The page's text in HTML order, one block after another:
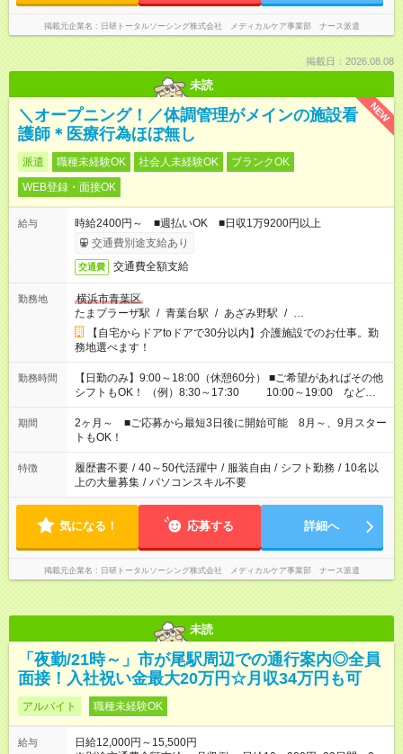
掲載元企業名 日研トータルソーシング株式会社 メディカルケア事業部 ナース派遣
掲載日：2026.08.08
未読
NEW
＼オープニング！／体調管理がメインの施設看
護師＊医療行為ほぼ無し
派遣 職種未経験OK 社会人未経験OK
ブランクOK
WEB登録・面接OK
給与
時給2400円～ ■週払いOK ■日収1万9200円以上
交通費別途支給あり
交通費 交通費全額支給
勤務地
横浜市青葉区
たまプラーザ駅 / 青葉台駅 / あざみ野駅 / …
【自宅からドアtoドアで30分以内】介護施設でのお仕事。勤
務地選べます！
勤務時間
【日勤のみ】9:00～18:00（休憩60分） ■ご希望があればその他
シフトもOK！ （例）8:30～17:30 10:00～19:00 など
「家族とお休みを合わせたい」 「できれば残業はしたくない」
など、あなたのご希望に沿ったお仕事をご紹介します！ ※Wワ
ーク希望の方へ 今ご覧のお仕事で希望する勤務時間と、もう1つ
のお仕事の勤務時間。 合計で週40時間を超える場合は応募でき
ません
期間
2ヶ月～ ■ご応募から最短3日後に開始可能 8月～、9月スター
トもOK！
特徴 履歴書不要 / 40～50代活躍中 / 服装自由 / シフト勤務 / 10名以
上の大量募集 / パソコンスキル不要
気になる！ 応募する 詳細へ
掲載元企業名 日研トータルソーシング株式会社 メディカルケア事業部 ナース派遣
未読
「夜勤/21時～」市が尾駅周辺での通行案内◎全員
面接！入社祝い金最大20万円☆月収34万円も可
アルバイト 職種未経験OK
給与
日給12,000円～15,500円